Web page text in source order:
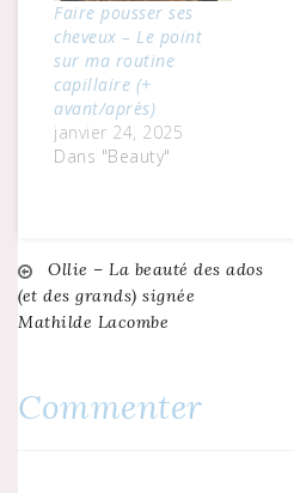
Faire pousser ses
cheveux – Le point
sur ma routine
capillaire (+
avant/après)
janvier 24, 2025
Dans "Beauty"
Navigation
de
l’article
Ollie – La beauté des ados
(et des grands) signée
Mathilde Lacombe
Commenter